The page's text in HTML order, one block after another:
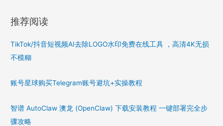
推荐阅读
TikTok/抖音短视频AI去除LOGO水印免费在线工具 ，高清4K无损
不模糊
账号星球购买Telegram账号避坑+实操教程
智谱 AutoClaw 澳龙 (OpenClaw) 下载安装教程 一键部署完全步
骤攻略